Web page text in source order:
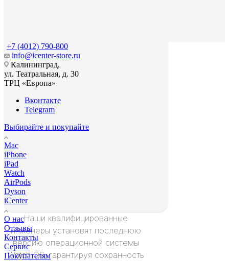
Наши квалифицированные
инженеры установят последнюю
версию операционной системы
Watch OS, гарантируя сохранность
+7 (4012) 790-800
info@icenter-store.ru
Калининград,
ул. Театральная, д. 30
ТРЦ «Европа»
Вконтакте
Telegram
Выбирайте и покупайте
Mac
iPhone
iPad
Watch
AirPods
Dyson
iCenter
О нас
Отзывы
Контакты
Сервис
Покупателям